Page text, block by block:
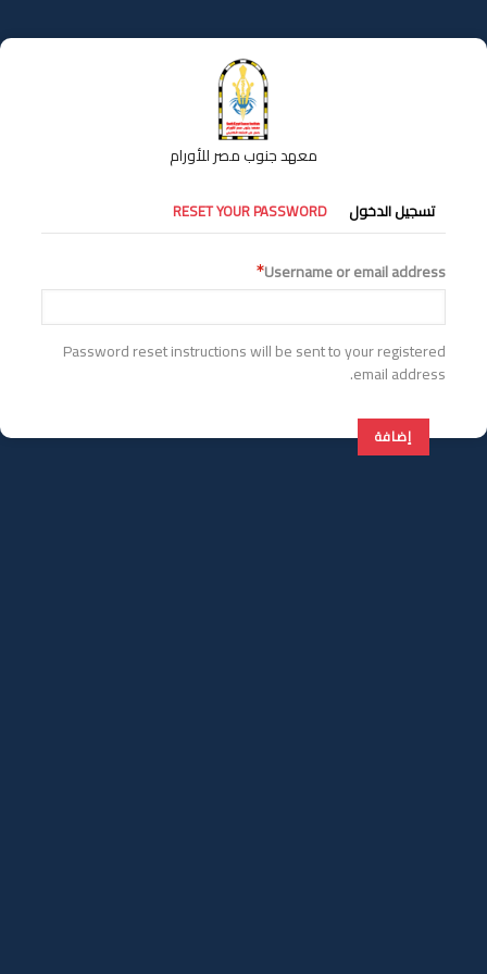
إلى
المحتوى
معهد جنوب مصر للأورام
التبويبات
الأساسية
تسجيل الدخول RESET YOUR PASSWORD
Username or email address
Password reset instructions will be sent to your registered
email address.